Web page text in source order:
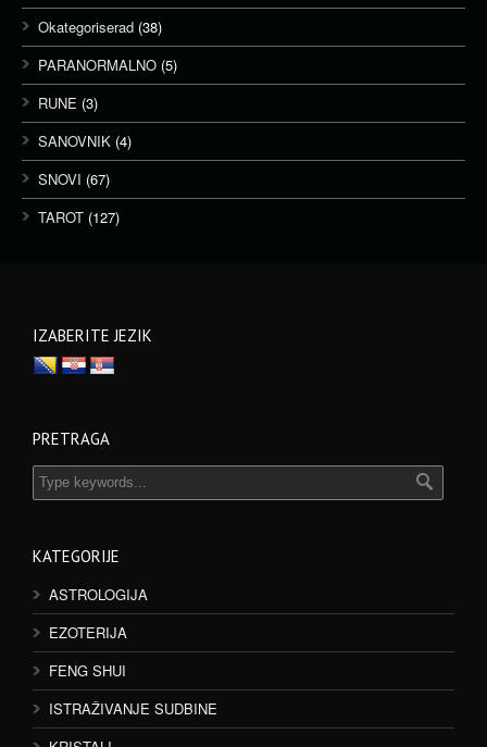
Okategoriserad (38)
PARANORMALNO (5)
RUNE (3)
SANOVNIK (4)
SNOVI (67)
TAROT (127)
IZABERITE JEZIK
PRETRAGA
KATEGORIJE
ASTROLOGIJA
EZOTERIJA
FENG SHUI
ISTRAŽIVANJE SUDBINE